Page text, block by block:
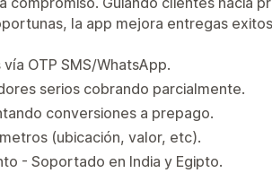
la app mejora entregas
OTP SMS/WhatsApp.
serios cobrando parcialmente.
conversiones a prepago.
(ubicación, valor, etc).
- Soportado en India y Egipto.